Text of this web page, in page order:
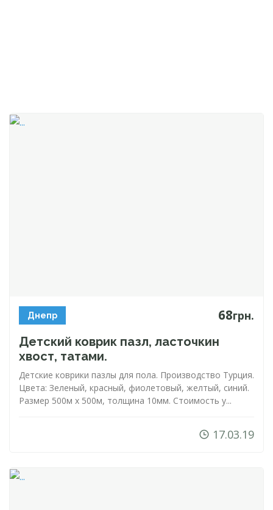
Днепр 68грн.
Детский коврик пазл, ласточкин
хвост, татами.
Детские коврики пазлы для пола. Производство Турция.
Цвета: Зеленый, красный, фиолетовый, желтый, синий.
Размер 500м х 500м, толщина 10мм. Стоимость у...
17.03.19